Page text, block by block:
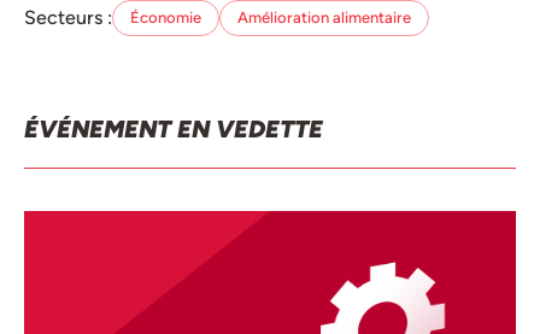
Secteurs : Économie Amélioration alimentaire
ÉVÉNEMENT EN VEDETTE